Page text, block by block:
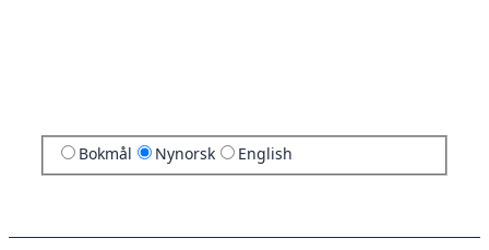
Bokmål Nynorsk English